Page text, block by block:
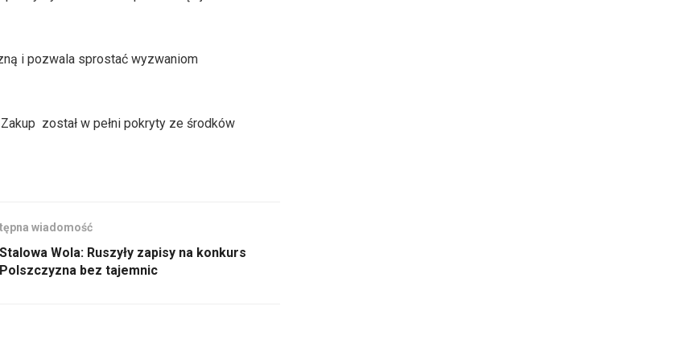
i pozwala sprostać wyzwaniom
został w pełni pokryty ze środków
wiadomość
Stalowa Wola: Ruszyły zapisy na konkurs
Polszczyzna bez tajemnic